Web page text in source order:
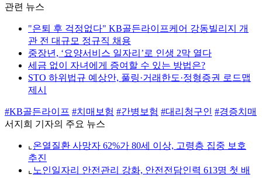
관련 뉴스
"은퇴 후 걱정없다" KB골든라이프케어 강동빌리지 개
관 전 대규모 정규직 채용
중장년, ‘요양서비스 일자리’로 인생 2막 열다
세금 없이 자녀에게 증여할 수 있는 방법은?
STO 하위법규 예상안, 풀링·거래한도·정형증권 로드맵
제시
#KB골든라이프 #치매보험 #간병보험 #대리청구인 #경증치매
서지희 기자의 주요 뉴스
⌞ 온열질환 사망자 62%가 80세 이상, 고령층 집중 보호
추진
⌞ 노인일자리 안전관리 강화, 안전전담인력 613명 첫 배